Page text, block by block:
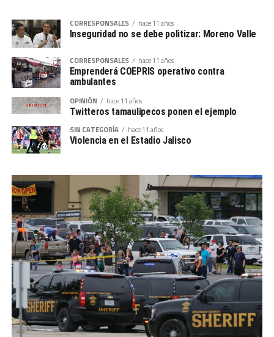
CORRESPONSALES hace 11 años
Inseguridad no se debe politizar: Moreno Valle
CORRESPONSALES hace 11 años
Emprenderá COEPRIS operativo contra
ambulantes
OPINIÓN hace 11 años
Twitteros tamaulipecos ponen el ejemplo
SIN CATEGORÍA hace 11 años
Violencia en el Estadio Jalisco